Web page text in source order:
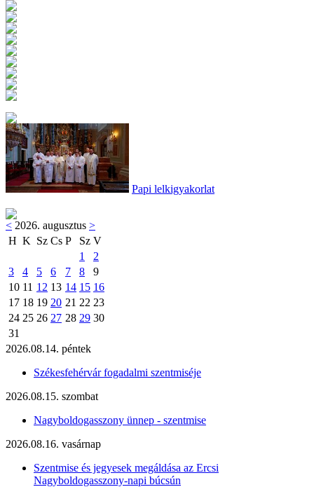
Papi lelkigyakorlat
< 2026. augusztus >
H K Sz Cs P Sz V
1
2
3
4 5 6 7 8
9
10 11 12 13 14 15 16
17 18 19 20 21 22 23
24 25 26 27 28 29 30
31
2026.08.14. péntek
Székesfehérvár fogadalmi szentmiséje
2026.08.15. szombat
Nagyboldogasszony ünnep - szentmise
2026.08.16. vasárnap
Szentmise és jegyesek megáldása az Ercsi
Nagyboldogasszony-napi búcsún